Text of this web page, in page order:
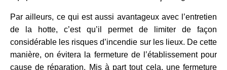
Par ailleurs, ce qui est aussi avantageux avec l’entretien
de la hotte, c’est qu’il permet de limiter de façon
considérable les risques d’incendie sur les lieux. De cette
manière, on évitera la fermeture de l’établissement pour
cause de réparation. Mis à part tout cela, une fermeture